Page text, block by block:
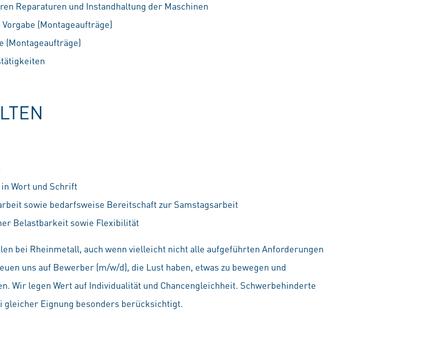
Reparaturen und Instandhaltung der Maschinen
(Montageaufträge)
(Montageaufträge)
Wort und Schrift
sowie bedarfsweise Bereitschaft zur Samstagsarbeit
Belastbarkeit sowie Flexibilität
bei Rheinmetall, auch wenn vielleicht nicht alle aufgeführten Anforderungen
uns auf Bewerber (m/w/d), die Lust haben, etwas zu bewegen und
Wir legen Wert auf Individualität und Chancengleichheit. Schwerbehinderte
gleicher Eignung besonders berücksichtigt.